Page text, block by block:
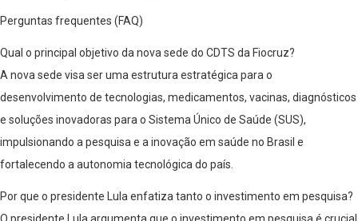
Perguntas frequentes (FAQ)
Qual o principal objetivo da nova sede do CDTS da Fiocruz?
A nova sede visa ser uma estrutura estratégica para o
desenvolvimento de tecnologias, medicamentos, vacinas, diagnósticos
e soluções inovadoras para o Sistema Único de Saúde (SUS),
impulsionando a pesquisa e a inovação em saúde no Brasil e
fortalecendo a autonomia tecnológica do país.
Por que o presidente Lula enfatiza tanto o investimento em pesquisa?
O presidente Lula argumenta que o investimento em pesquisa é crucial